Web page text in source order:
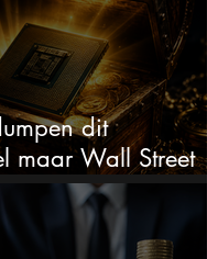
dit
maar Wall Street
koopkans